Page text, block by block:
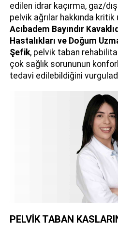
edilen idrar kaçırma, gaz/
pelvik ağrılar hakkında kritik
Acıbadem Bayındır
Hastalıkları ve Doğum
Şefik, pelvik taban
çok sağlık sorununun
tedavi edilebildiğini
PELVİK TABAN